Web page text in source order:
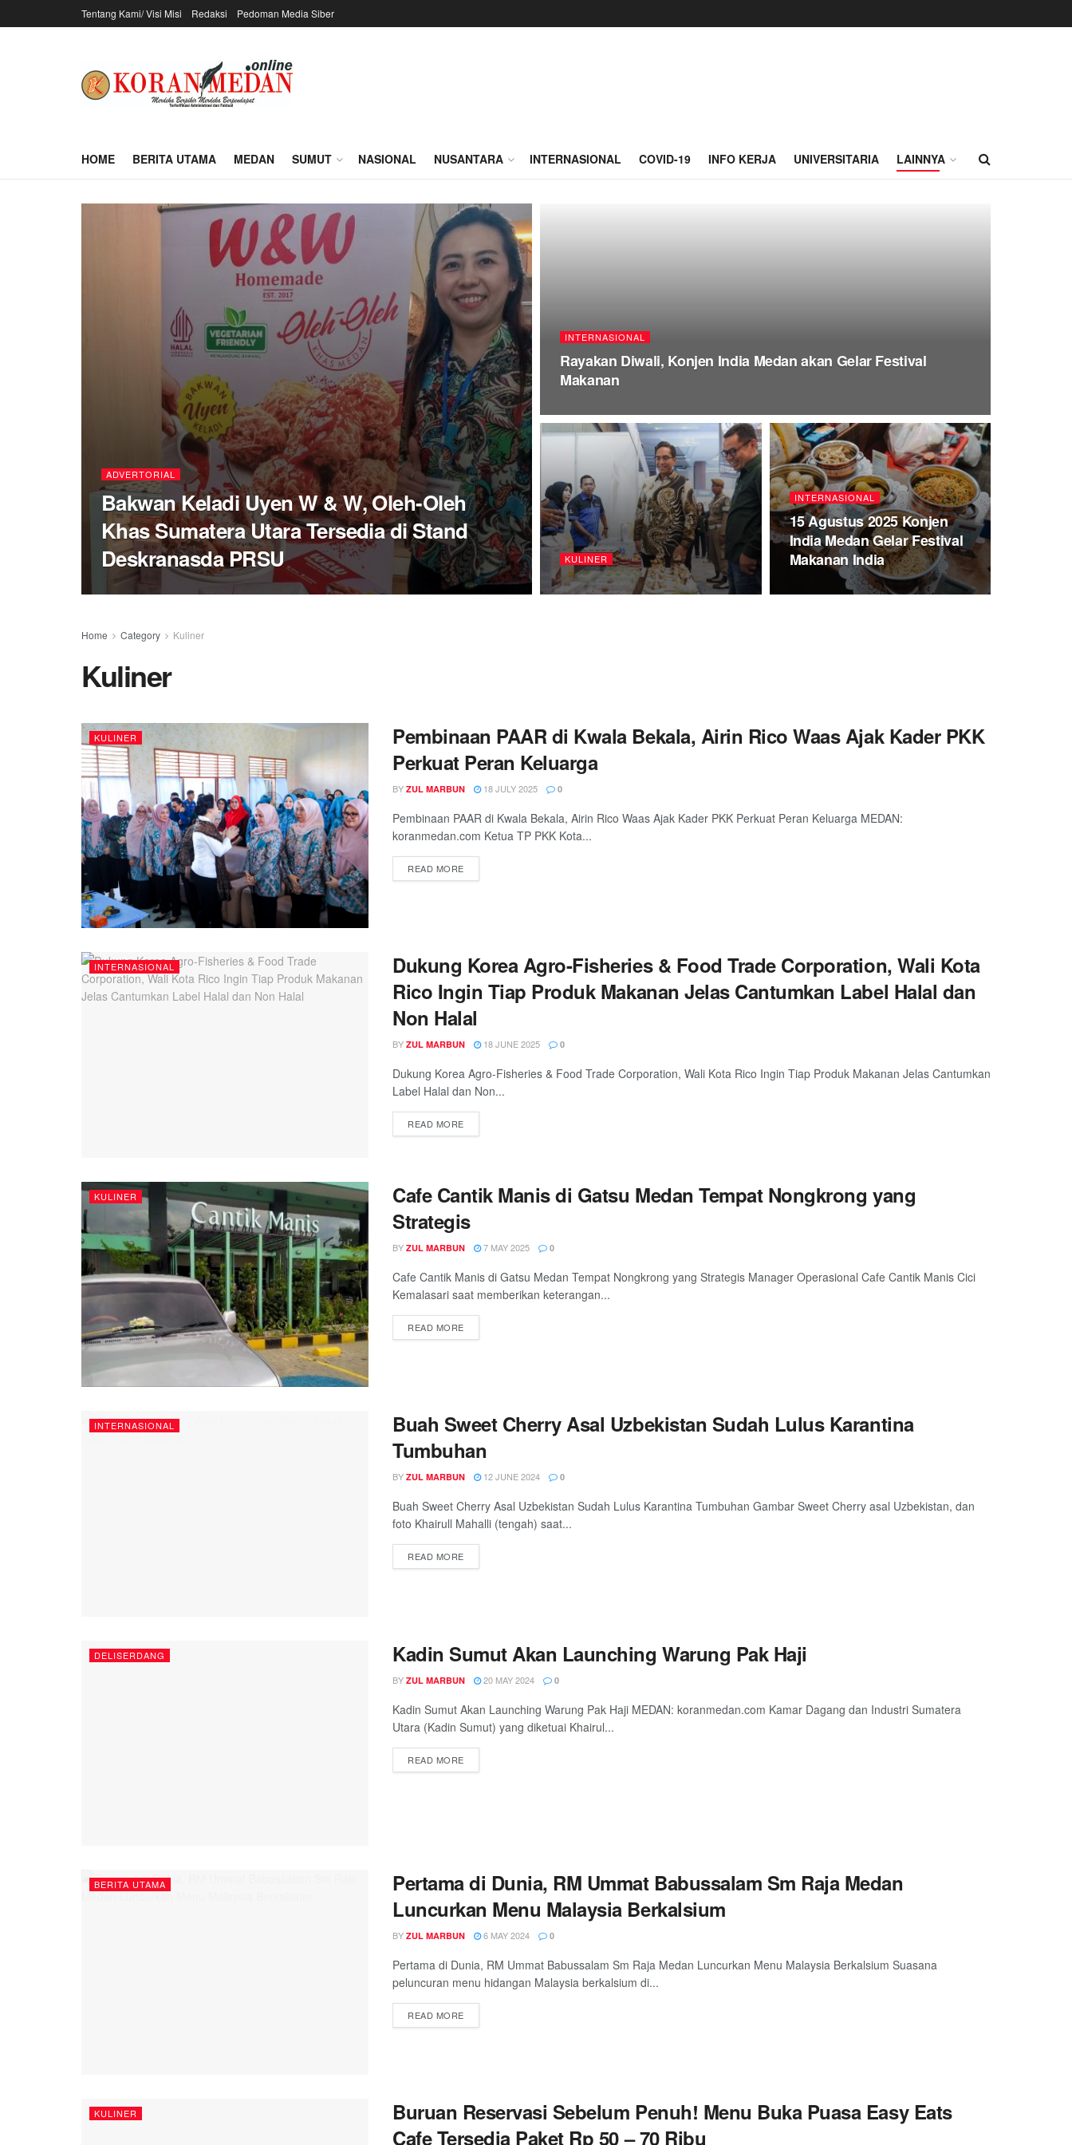
Tentang Kami/ Visi Misi Redaksi Pedoman Media Siber
HOME BERITA UTAMA MEDAN SUMUT NASIONAL NUSANTARA INTERNASIONAL COVID-19 INFO KERJA UNIVERSITARIA LAINNYA
ADVERTORIAL
Bakwan Keladi Uyen W & W, Oleh-Oleh
Khas Sumatera Utara Tersedia di Stand
Deskranasda PRSU
INTERNASIONAL
Rayakan Diwali, Konjen India Medan akan Gelar Festival
Makanan
KULINER
INTERNASIONAL
15 Agustus 2025 Konjen
India Medan Gelar Festival
Makanan India
Home Category Kuliner
Kuliner
KULINER
Pembinaan PAAR di Kwala Bekala, Airin Rico Waas Ajak Kader PKK
Perkuat Peran Keluarga
BY ZUL MARBUN 18 JULY 2025 0
Pembinaan PAAR di Kwala Bekala, Airin Rico Waas Ajak Kader PKK Perkuat Peran Keluarga MEDAN:
koranmedan.com Ketua TP PKK Kota...
READ MORE
INTERNASIONAL
Dukung Korea Agro-Fisheries & Food Trade Corporation, Wali Kota
Rico Ingin Tiap Produk Makanan Jelas Cantumkan Label Halal dan
Non Halal
BY ZUL MARBUN 18 JUNE 2025 0
Dukung Korea Agro-Fisheries & Food Trade Corporation, Wali Kota Rico Ingin Tiap Produk Makanan Jelas Cantumkan
Label Halal dan Non...
READ MORE
KULINER
Cafe Cantik Manis di Gatsu Medan Tempat Nongkrong yang
Strategis
BY ZUL MARBUN 7 MAY 2025 0
Cafe Cantik Manis di Gatsu Medan Tempat Nongkrong yang Strategis Manager Operasional Cafe Cantik Manis Cici
Kemalasari saat memberikan keterangan...
READ MORE
INTERNASIONAL
Buah Sweet Cherry Asal Uzbekistan Sudah Lulus Karantina
Tumbuhan
BY ZUL MARBUN 12 JUNE 2024 0
Buah Sweet Cherry Asal Uzbekistan Sudah Lulus Karantina Tumbuhan Gambar Sweet Cherry asal Uzbekistan, dan
foto Khairull Mahalli (tengah) saat...
READ MORE
DELISERDANG Kadin Sumut Akan Launching Warung Pak Haji
BY ZUL MARBUN 20 MAY 2024 0
Kadin Sumut Akan Launching Warung Pak Haji MEDAN: koranmedan.com Kamar Dagang dan Industri Sumatera
Utara (Kadin Sumut) yang diketuai Khairul...
READ MORE
BERITA UTAMA
Pertama di Dunia, RM Ummat Babussalam Sm Raja Medan
Luncurkan Menu Malaysia Berkalsium
BY ZUL MARBUN 6 MAY 2024 0
Pertama di Dunia, RM Ummat Babussalam Sm Raja Medan Luncurkan Menu Malaysia Berkalsium Suasana
peluncuran menu hidangan Malaysia berkalsium di...
READ MORE
KULINER
Buruan Reservasi Sebelum Penuh! Menu Buka Puasa Easy Eats
Cafe Tersedia Paket Rp 50 – 70 Ribu